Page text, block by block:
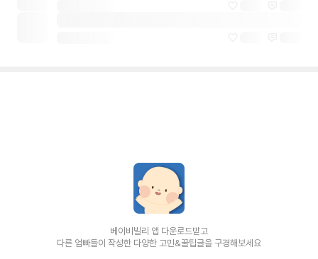
베이비빌리 앱 다운로드받고
다른 엄빠들이 작성한 다양한 고민&꿀팁글을 구경해보세요